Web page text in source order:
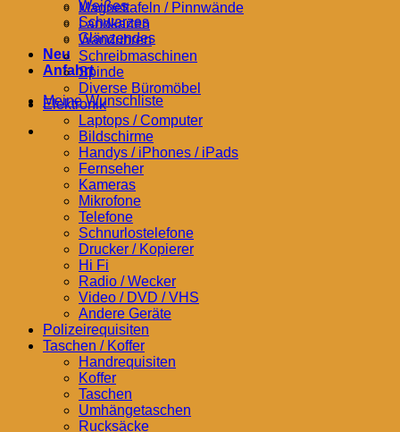
Weißes
Schwarzes
Glänzendes
Neu
Anfahrt
Meine Wunschliste
Magnettafeln / Pinnwände
Landkarten
Wanduhren
Schreibmaschinen
Spinde
Diverse Büromöbel
Elektronik
Laptops / Computer
Bildschirme
Handys / iPhones / iPads
Fernseher
Kameras
Mikrofone
Telefone
Schnurlostelefone
Drucker / Kopierer
Hi Fi
Radio / Wecker
Video / DVD / VHS
Andere Geräte
Polizeirequisiten
Taschen / Koffer
Handrequisiten
Koffer
Taschen
Umhängetaschen
Rucksäcke